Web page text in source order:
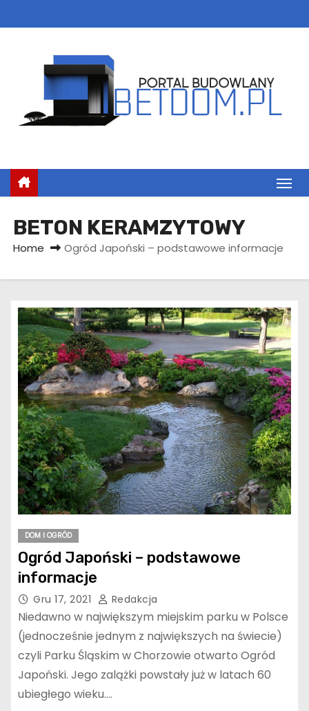
k
e
BETON KERAMZYTOWY
Home Ogród Japoński – podstawowe informacje
DOM I OGRÓD
Ogród Japoński – podstawowe
informacje
Gru 17, 2021 Redakcja
Niedawno w największym miejskim parku w Polsce
(jednocześnie jednym z największych na świecie)
czyli Parku Śląskim w Chorzowie otwarto Ogród
Japoński. Jego zalążki powstały już w latach 60
ubiegłego wieku.…